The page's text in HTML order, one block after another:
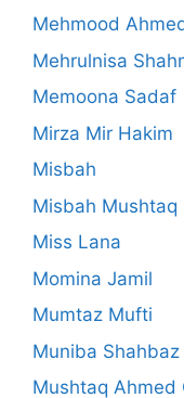
Mehmood
Mehrulnisa
Memoona Sadaf
Mirza Mir Hakim
Misbah
Misbah Mushtaq
Miss Lana
Momina Jamil
Mumtaz Mufti
Muniba Shahbaz
Mushtaq Ahmed